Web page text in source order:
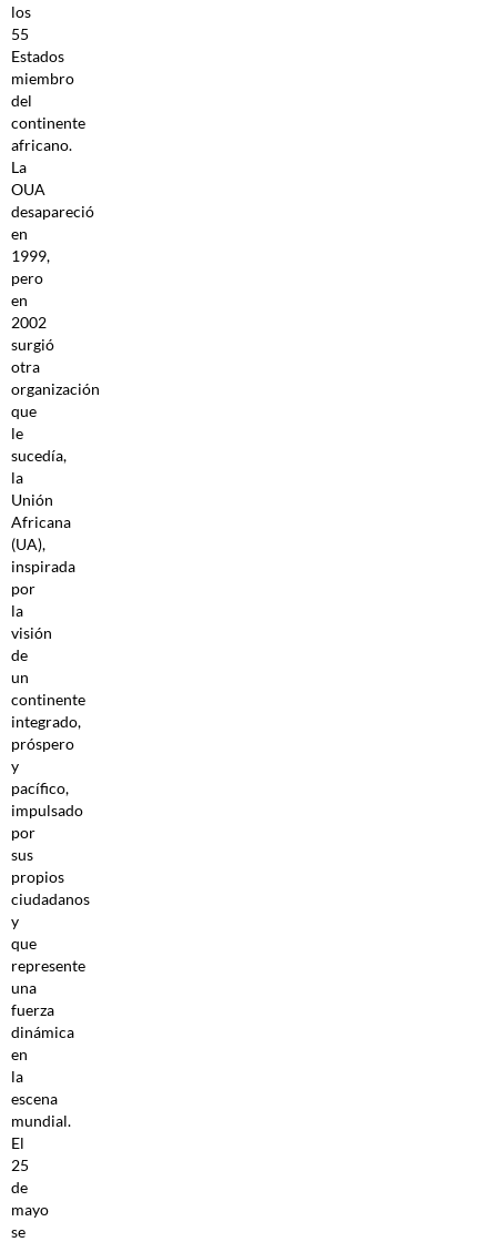
los
55
Estados
miembro
del
continente
africano.
La
OUA
desapareció
en
1999,
pero
en
2002
surgió
otra
organización
que
le
sucedía,
la
Unión
Africana
(UA),
inspirada
por
la
visión
de
un
continente
integrado,
próspero
y
pacífico,
impulsado
por
sus
propios
ciudadanos
y
que
represente
una
fuerza
dinámica
en
la
escena
mundial.
El
25
de
mayo
se